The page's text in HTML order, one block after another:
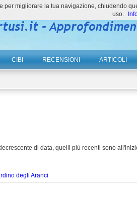
CIBI RECENSIONI ARTICOLI
di data, quelli più recenti sono
degli Aranci
per migliorare la tua navigazione, chiudendo
uso.